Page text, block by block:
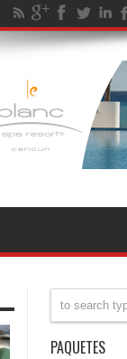
PAQUETES